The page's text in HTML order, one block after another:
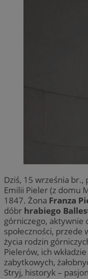
Dziś, 15 września
Emilii Pieler (z domu
1847. Żona Franza
dóbr hrabiego
górniczego, aktywnie
społeczności,
życia rodzin
Pielerów, ich
zabytkowych,
Stryj, historyk –